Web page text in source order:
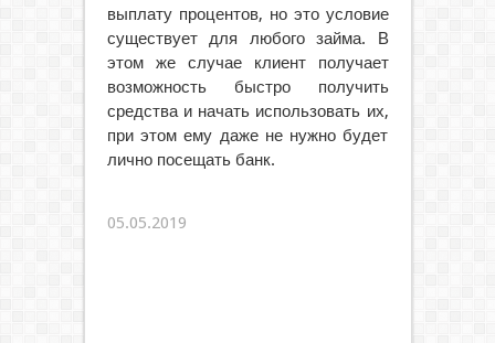
выплату процентов, но это условие
существует для любого займа. В
этом же случае клиент получает
возможность быстро получить
средства и начать использовать их,
при этом ему даже не нужно будет
лично посещать банк.
05.05.2019